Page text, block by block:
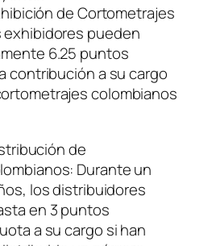
de Cortometrajes
exhibidores pueden
6.25 puntos
contribución a su cargo
colombianos
de
Durante un
los distribuidores
en 3 puntos
a su cargo si han